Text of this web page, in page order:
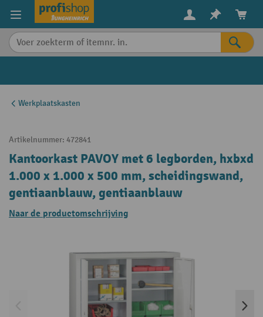
content
Werkplaatskasten
Artikelnummer: 472841
Kantoorkast PAVOY met 6 legborden, hxbxd
1.000 x 1.000 x 500 mm, scheidingswand,
gentiaanblauw, gentiaanblauw
Naar de productomschrijving